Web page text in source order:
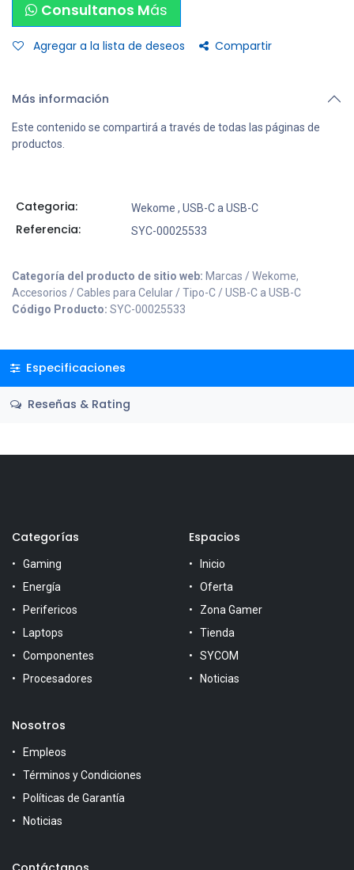
Consultanos Más
Agregar a la lista de deseos Compartir
Más información
Este contenido se compartirá a través de todas las páginas de
productos.
Categoria: Wekome , USB-C a USB-C
Referencia: SYC-00025533
Categoría del producto de sitio web: Marcas / Wekome,
Accesorios / Cables para Celular / Tipo-C / USB-C a USB-C
Código Producto: SYC-00025533
Especificaciones
Reseñas & Rating
Categorías
Gaming
Energía
Perifericos
Laptops
Componentes
Procesadores
Espacios
Inicio
Oferta
Zona Gamer
Tienda
SYCOM
Noticias
Nosotros
Empleos
Términos y Condiciones
Políticas de Garantía
Noticias